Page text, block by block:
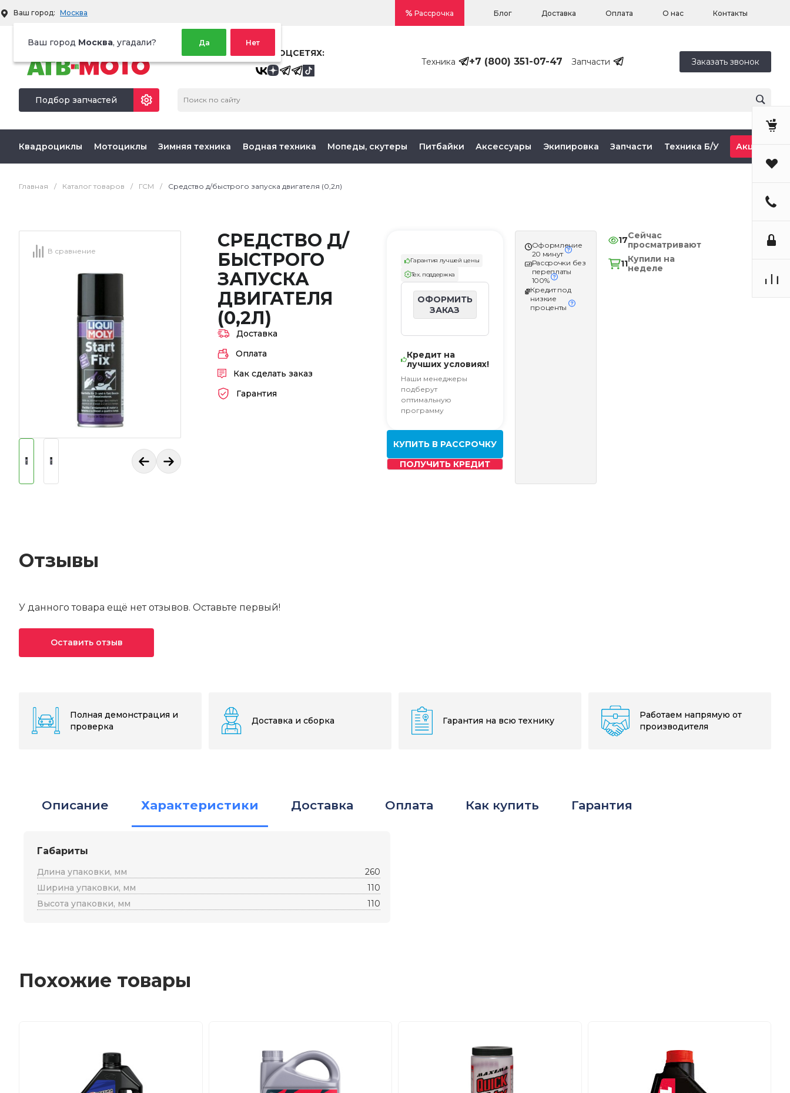
Ваш город: Москва
Ваш город Москва, угадали? Да Нет
Рассрочка Блог Доставка Оплата О нас Контакты
Территория активного отдыха
МЫ В СОЦСЕТЯХ:
Техника
+7 (800) 351-07-47 Запчасти Заказать звонок
Подбор запчастей
Квадроциклы Мотоциклы Зимняя техника Водная техника Мопеды, скутеры Питбайки Аксессуары Экипировка Запчасти Техника Б/У Акции
Главная / Каталог товаров / ГСМ / Средство д/быстрого запуска двигателя (0,2л)
В сравнение
СРЕДСТВО Д/
БЫСТРОГО
ЗАПУСКА
ДВИГАТЕЛЯ
(0,2Л)
Доставка
Оплата
Как сделать заказ
Гарантия
Гарантия лучшей цены
Тех. поддержка
ОФОРМИТЬ
ЗАКАЗ
Кредит на
лучших условиях!
Наши менеджеры
подберут
оптимальную
программу
КУПИТЬ В РАССРОЧКУ
ПОЛУЧИТЬ КРЕДИТ
Оформление
20 минут
Рассрочки без
переплаты
100%
Кредит под
низкие
проценты
17Сейчас
просматривают
11Купили на
неделе
Отзывы
У данного товара ещё нет отзывов. Оставьте первый!
Оставить отзыв
Полная демонстрация и
проверка
Доставка и сборка Гарантия на всю технику
Работаем напрямую от
производителя
Описание Характеристики Доставка Оплата Как купить Гарантия
Габариты
Длина упаковки, мм
260
Ширина упаковки, мм
110
Высота упаковки, мм
110
Похожие товары